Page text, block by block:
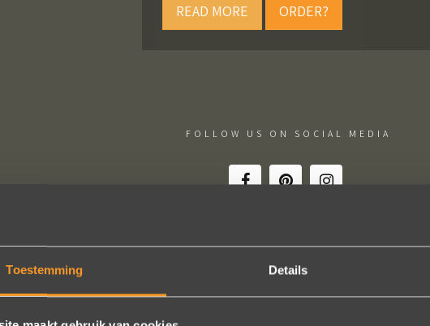
Toestemming Details
READ MORE ORDER?
FOLLOW US ON SOCIAL MEDIA
Wat een prachtige sieraden! Na mn trouwring heb ik nu aan mn andere